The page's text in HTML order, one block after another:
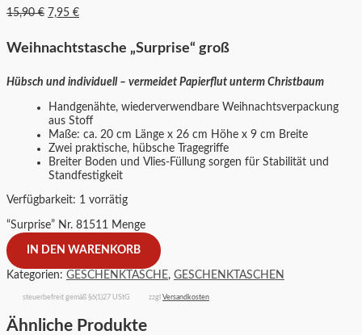
15,90€ 7,95 €
Weihnachtstasche „Surprise“ groß
Hübsch und individuell – vermeidet Papierflut unterm Christbaum
Handgenähte, wiederverwendbare Weihnachtsverpackung
aus Stoff
Maße: ca. 20 cm Länge x 26 cm Höhe x 9 cm Breite
Zwei praktische, hübsche Tragegriffe
Breiter Boden und Vlies-Füllung sorgen für Stabilität und
Standfestigkeit
Verfügbarkeit: 1 vorrätig
“Surprise” Nr. 81511 Menge
IN DEN WARENKORB
Kategorien: GESCHENKTASCHE, GESCHENKTASCHEN
steuerbefreit gemäß §6(1)27 UStG zzgl Versandkosten
Ähnliche Produkte